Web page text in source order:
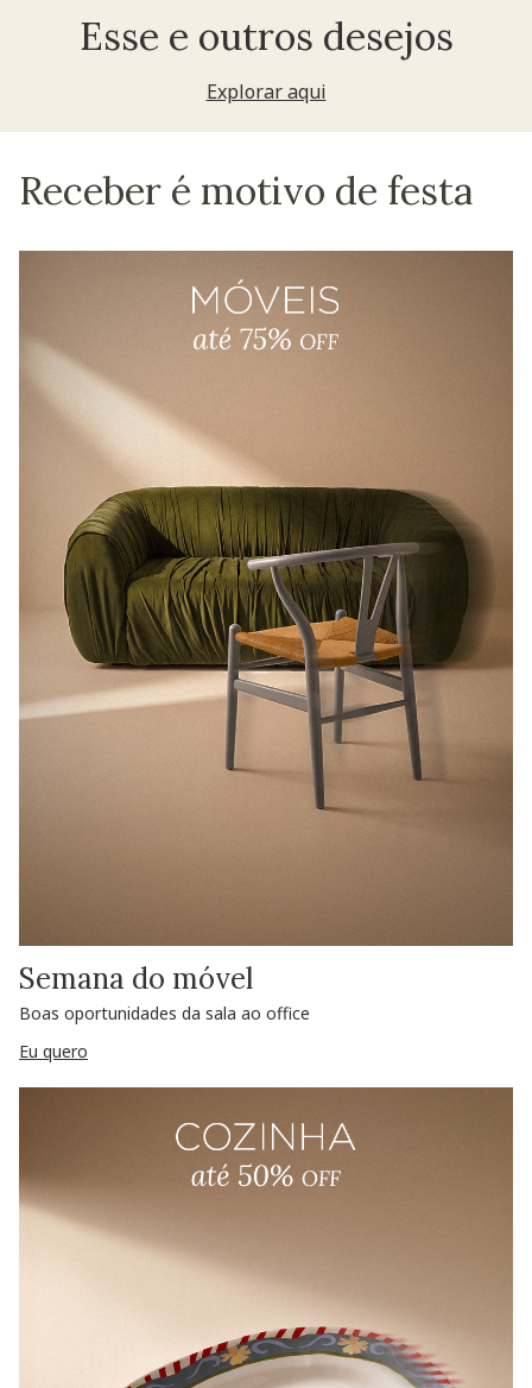
Esse e outros desejos
Explorar aqui
Receber é motivo de festa
Semana do móvel
Boas oportunidades da sala ao office
Eu quero